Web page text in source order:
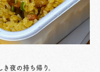
夜の持ち帰り。